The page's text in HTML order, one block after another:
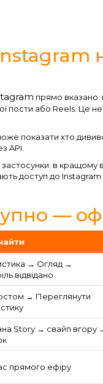
прямо вказано:
пости або Reels.
показати хто
API.
в
доступ до
—
→ Огляд →
відвідано
→ Переглянути
Story → свайп вгору
прямого ефіру